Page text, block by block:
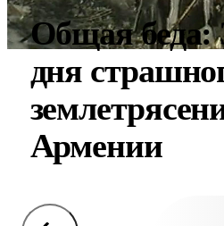
Общая беда:
дня
Армении